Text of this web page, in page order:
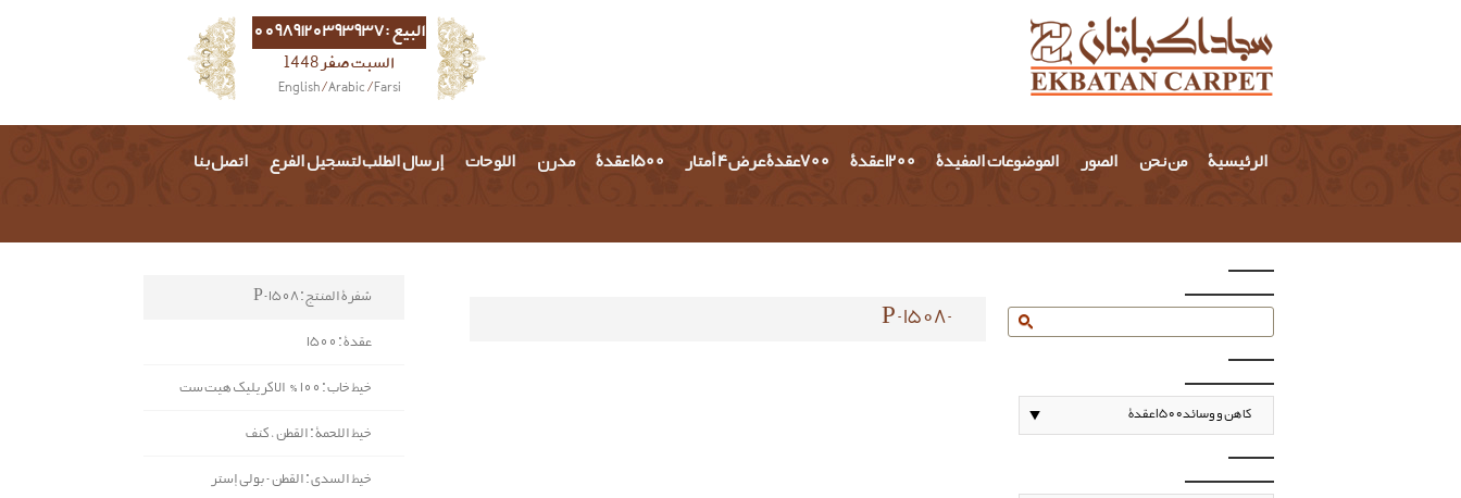
البيع :00989120393937
السبت صفر 1448
English/ Arabic / Farsi
الرئيسية من نحن الصور الموضوعات المفيدة 1200 عقدة 700عقدة عرض 4 أمتار 1500 عقدة مدرن اللوحات إرسال الطلب لتسجيل الفرع اتصل بنا
-P-1508
شفرة المنتج : P-1508
عقدة : 1500
خيط خاب : 100% الاكريليك هیت ست
خيط اللحمة : القطن ، کنف
خيط السدی : القطن - بولي إستر